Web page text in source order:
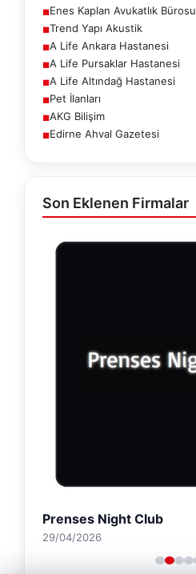
■Enes Kaplan Avukatlık Bürosu
■Trend Yapı Akustik
■A Life Ankara Hastanesi
■A Life Pursaklar Hastanesi
■A Life Altındağ Hastanesi
■Pet İlanları
■AKG Bilişim
■Edirne Ahval Gazetesi
Son Eklenen Firmalar
Prenses Night Club
29/04/2026